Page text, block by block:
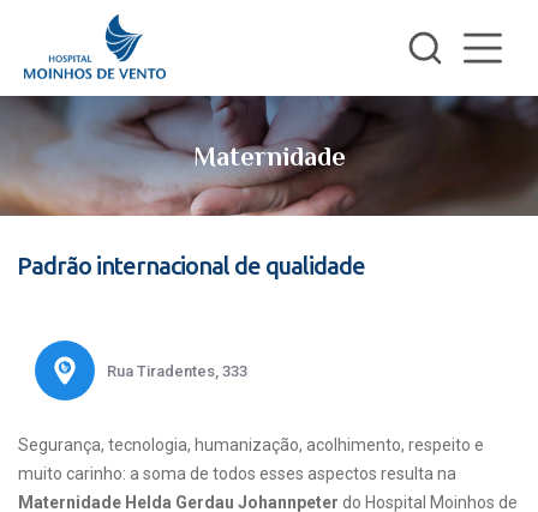
Maternidade
Padrão internacional de qualidade
Rua Tiradentes, 333
Segurança, tecnologia, humanização, acolhimento, respeito e
muito carinho: a soma de todos esses aspectos resulta na
Maternidade Helda Gerdau Johannpeter do Hospital Moinhos de